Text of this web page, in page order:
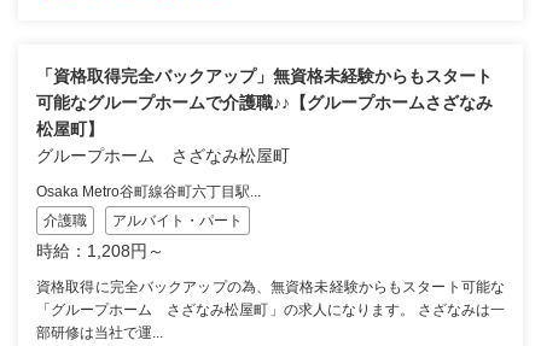
「資格取得完全バックアップ」無資格未経験からもスタート
可能なグループホームで介護職♪♪【グループホームさざなみ
松屋町】
グループホーム さざなみ松屋町
Osaka Metro谷町線谷町六丁目駅...
介護職
アルバイト・パート
時給：1,208円～
資格取得に完全バックアップの為、無資格未経験からもスタート可能な
「グループホーム さざなみ松屋町」の求人になります。 さざなみは一
部研修は当社で運...